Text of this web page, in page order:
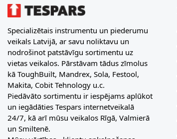
Specializētais instrumentu un piederumu
veikals Latvijā, ar savu noliktavu un
nodrošinot patstāvīgu sortimentu uz
vietas veikalos. Pārstāvam tādus zīmolus
kā ToughBuilt, Mandrex, Sola, Festool,
Makita, Cobit Tehnology u.c.
Piedāvāto sortimentu ir iespējams aplūkot
un iegādāties Tespars internetveikalā
24/7, kā arī mūsu veikalos Rīgā, Valmierā
un Smiltenē.